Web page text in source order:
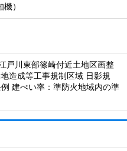
）
戸川東部篠崎付近土地区画整
造成等工事規制区域 日影規
建ぺい率：準防火地域内の準